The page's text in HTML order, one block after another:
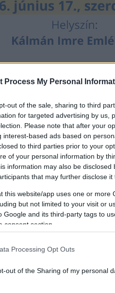
Process My Personal
out of the sale, sharing to third
for targeted advertising by us,
Please note that after your
interest-based ads based on
to third parties prior to your
of your personal information by
information may also be
that may further disclose it
this website/app uses one or
but not limited to your visit or
Google and its third-party tags to
consent section.
Processing Opt Outs
out of the Sharing of my personal